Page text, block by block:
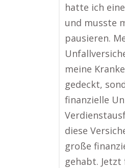
hatte ich
und musste
pausieren.
meine
gedeckt,
finanzielle
diese
große
gehabt.